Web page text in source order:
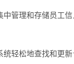
管理和存储员工
轻松地查找和更